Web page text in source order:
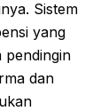
Sistem
yang
pendingin
dan